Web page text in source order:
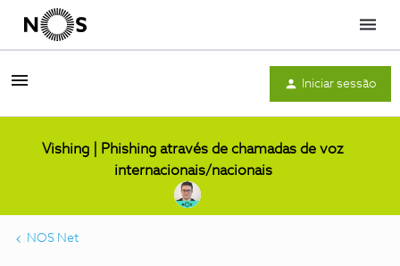
Menu
Iniciar sessão
Vishing | Phishing através de chamadas de voz
internacionais/nacionais
NOS Net